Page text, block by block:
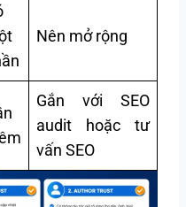
Nên mở rộng
Gắn với SEO
audit hoặc tư
vấn SEO